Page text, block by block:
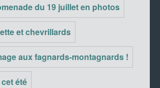
du 19 juillet en photos
et chevrillards
aux fagnards-montagnards !
été